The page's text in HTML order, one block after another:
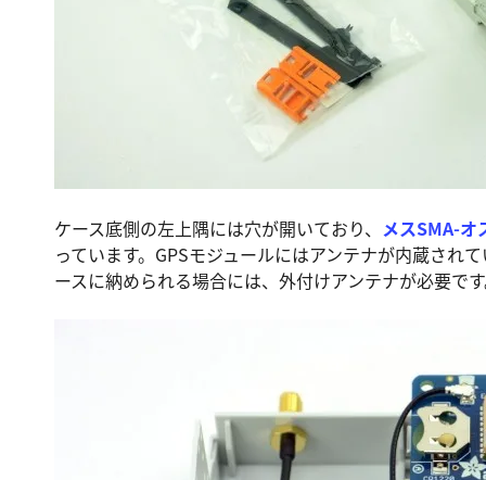
ケース底側の左上隅には穴が開いており、 メスSMA-
っています。GPSモジュールにはアンテナが内蔵され
ースに納められる場合には、外付けアンテナが必要で